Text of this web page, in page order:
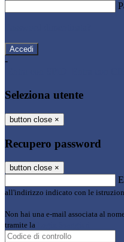
-
Seleziona utente
button close ×
Recupero password
button close ×
all'indirizzo indicato con le
Non hai una e-mail associata al
tramite la